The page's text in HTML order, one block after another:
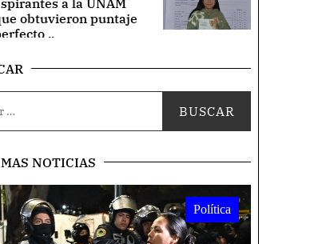
a la UNAM
obtuvieron puntaje
..
NOTICIAS
Política